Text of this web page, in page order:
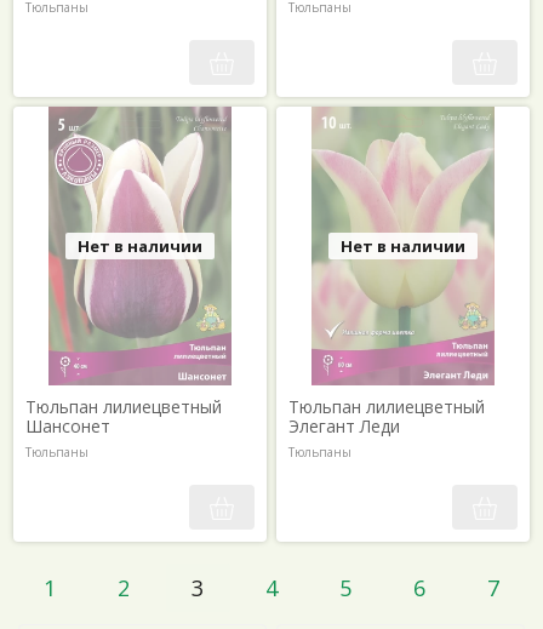
Тюльпаны Тюльпаны
Нет в наличии
Тюльпан лилиецветный
Шансонет
Тюльпаны
Нет в наличии
Тюльпан лилиецветный
Элегант Леди
Тюльпаны
1 2 3 4 5 6 7